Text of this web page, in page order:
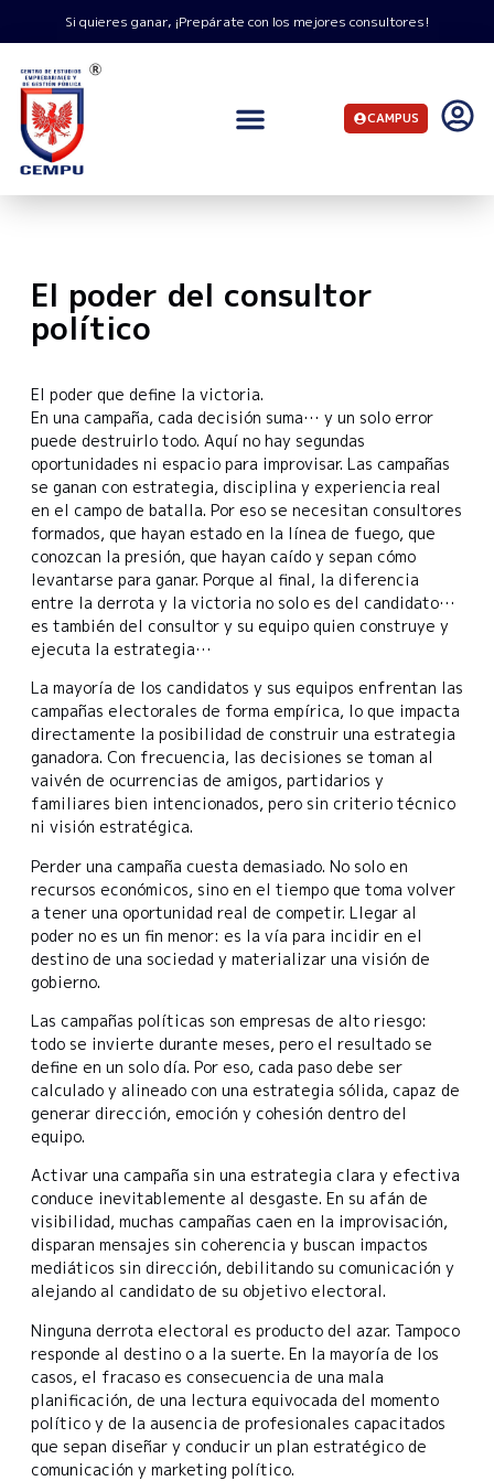
Si quieres ganar, ¡Prepárate con los mejores consultores!
CAMPUS
En
El poder del consultor
político
El poder que define la victoria.
En una campaña, cada decisión suma… y un solo error
puede destruirlo todo. Aquí no hay segundas
oportunidades ni espacio para improvisar. Las campañas
se ganan con estrategia, disciplina y experiencia real
en el campo de batalla. Por eso se necesitan consultores
formados, que hayan estado en la línea de fuego, que
conozcan la presión, que hayan caído y sepan cómo
levantarse para ganar. Porque al final, la diferencia
entre la derrota y la victoria no solo es del candidato…
es también del consultor y su equipo quien construye y
ejecuta la estrategia…
La mayoría de los candidatos y sus equipos enfrentan las
campañas electorales de forma empírica, lo que impacta
directamente la posibilidad de construir una estrategia
ganadora. Con frecuencia, las decisiones se toman al
vaivén de ocurrencias de amigos, partidarios y
familiares bien intencionados, pero sin criterio técnico
ni visión estratégica.
Perder una campaña cuesta demasiado. No solo en
recursos económicos, sino en el tiempo que toma volver
a tener una oportunidad real de competir. Llegar al
poder no es un fin menor: es la vía para incidir en el
destino de una sociedad y materializar una visión de
gobierno.
Las campañas políticas son empresas de alto riesgo:
todo se invierte durante meses, pero el resultado se
define en un solo día. Por eso, cada paso debe ser
calculado y alineado con una estrategia sólida, capaz de
generar dirección, emoción y cohesión dentro del
equipo.
Activar una campaña sin una estrategia clara y efectiva
conduce inevitablemente al desgaste. En su afán de
visibilidad, muchas campañas caen en la improvisación,
disparan mensajes sin coherencia y buscan impactos
mediáticos sin dirección, debilitando su comunicación y
alejando al candidato de su objetivo electoral.
Ninguna derrota electoral es producto del azar. Tampoco
responde al destino o a la suerte. En la mayoría de los
casos, el fracaso es consecuencia de una mala
planificación, de una lectura equivocada del momento
político y de la ausencia de profesionales capacitados
que sepan diseñar y conducir un plan estratégico de
comunicación y marketing político.